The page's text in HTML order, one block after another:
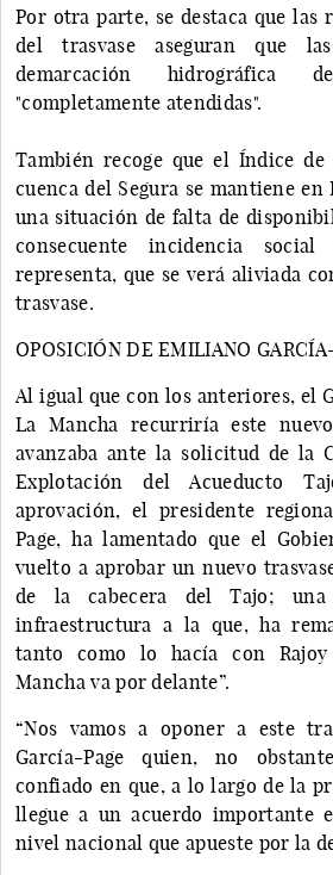
Por otra parte, se destaca que las
del trasvase aseguran que
demarcación hidrográfica
"completamente atendidas".
También recoge que el Índice
cuenca del Segura se mantiene
una situación de falta de
consecuente incidencia
representa, que se verá aliviada
trasvase.
OPOSICIÓN DE EMILIANO
Al igual que con los anteriores, el
La Mancha recurriría este
avanzaba ante la solicitud de la
Explotación del Acueducto
aprovación, el presidente
Page, ha lamentado que el
vuelto a aprobar un nuevo
de la cabecera del Tajo;
infraestructura a la que, ha
tanto como lo hacía con Rajoy
Mancha va por delante”.
“Nos vamos a oponer a este
García-Page quien, no
confiado en que, a lo largo de la
llegue a un acuerdo importante
nivel nacional que apueste por la